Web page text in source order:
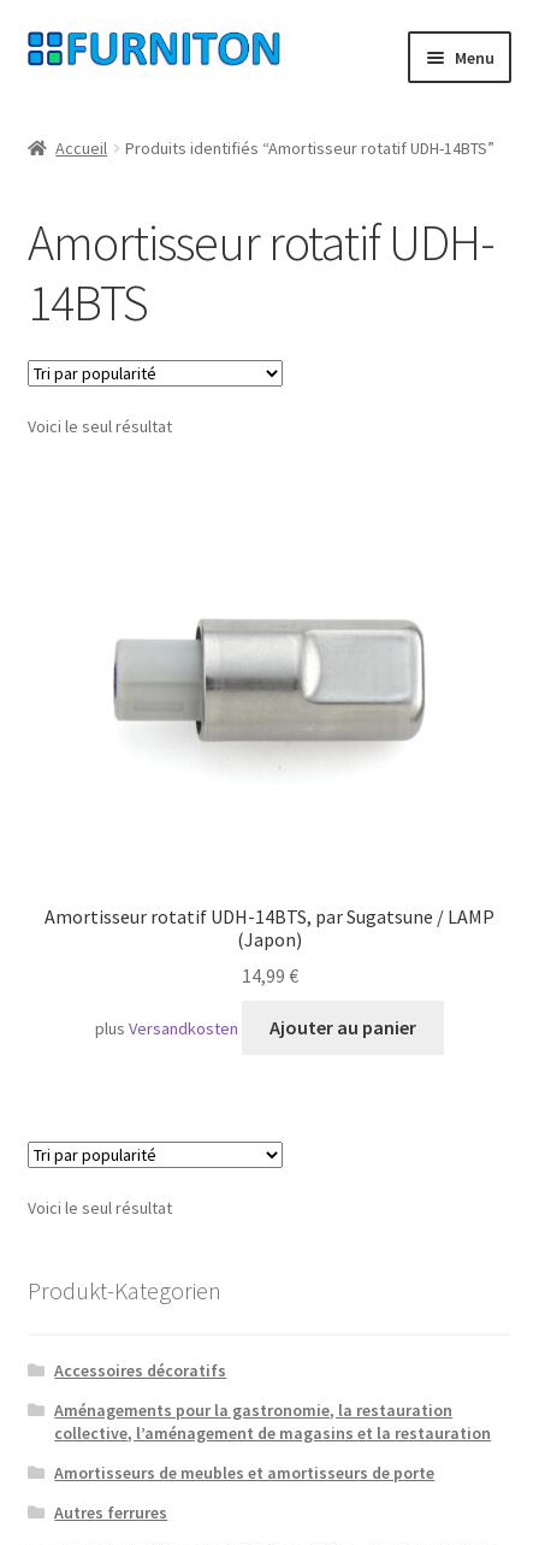
Aller
à
navigation
Aller
au
Menu
Protection des données
Droit de rétractation
Contact
Mentions légales
Accueil Produits identifiés “Amortisseur rotatif UDH-14BTS”
Amortisseur rotatif UDH-
14BTS
Voici le seul résultat
Amortisseur rotatif UDH-14BTS, par Sugatsune / LAMP
(Japon)
14,99 €
plusVersandkosten Ajouter au panier
Voici le seul résultat
Produkt-Kategorien
Accessoires décoratifs
Aménagements pour la gastronomie, la restauration
collective, l’aménagement de magasins et la restauration
Amortisseurs de meubles et amortisseurs de porte
Autres ferrures